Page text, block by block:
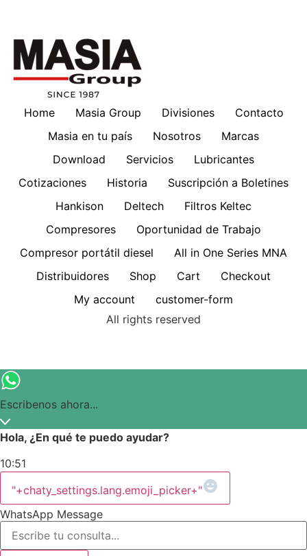
Home Masia Group Divisiones
Contacto
Masia en tu país
Nosotros
Marcas
Download
Servicios
Lubricantes
Cotizaciones
Historia
Suscripción a Boletines
Hankison
Deltech
Filtros Keltec
Compresores
Oportunidad de Trabajo
Compresor portátil diesel
All in One Series MNA
Distribuidores
Shop Cart
Checkout
My account
customer-form
All rights reserved
Escribenos ahora...
Hola, ¿En qué te puedo ayudar?
10:51
"+chaty_settings.lang.emoji_picker+"
WhatsApp Message